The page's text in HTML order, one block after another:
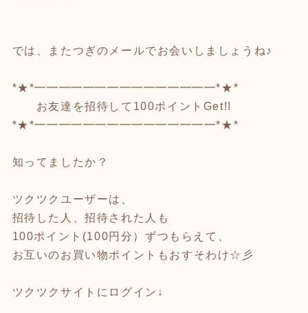
では、またつぎのメールでお会いしましょうね♪
*★*━━━━━━━━━━━━━━━*★*
お友達を招待して100ポイントGet!!
*★*━━━━━━━━━━━━━━━*★*
知ってましたか？
ツクツクユーザーは、
招待した人、招待された人も
100ポイント(100円分）ずつもらえて、
お互いのお買い物ポイントもおすそわけ☆彡
ツクツクサイトにログイン↓